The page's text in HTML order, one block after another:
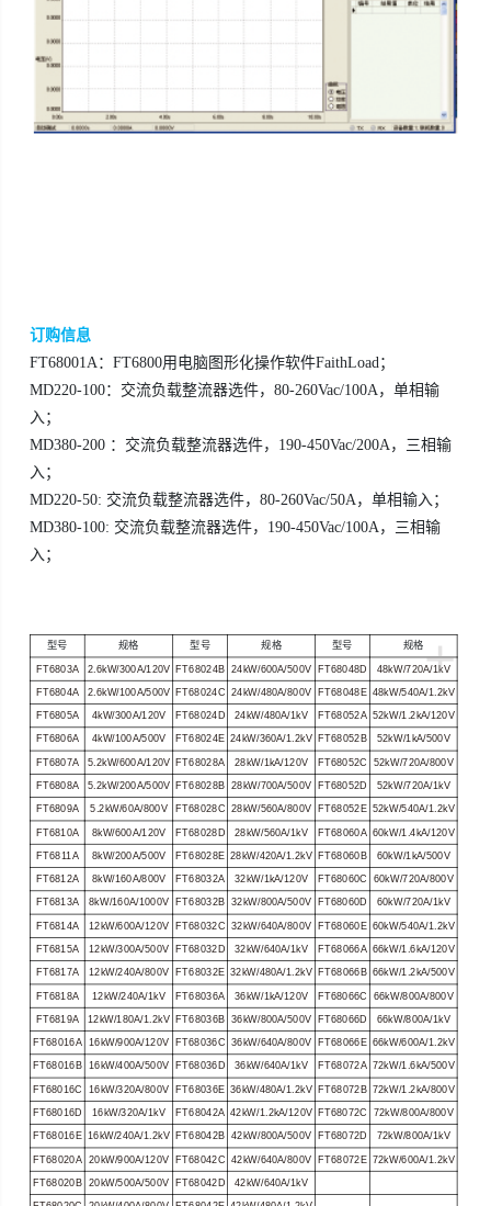
订购信息
FT68001A：FT6800用电脑图形化操作软件FaithLoad；
MD220-100：交流负载整流器选件，80-260Vac/100A，单相输
入；
MD380-200 ：交流负载整流器选件，190-450Vac/200A，三相输
入；
MD220-50: 交流负载整流器选件，80-260Vac/50A，单相输入；
MD380-100: 交流负载整流器选件，190-450Vac/100A，三相输
入；
+
型号 规格 型号 规格 型号 规格
FT6803A 2.6kW/300A/120V FT68024B 24kW/600A/500V FT68048D
48kW/720A/1kV
FT6804A
2.6kW/100A/500V FT68024C 24kW/480A/800V FT68048E 48kW/540A/1.2kV
FT6805A 4kW/300A/120V FT68024D 24kW/480A/1kV FT68052A 52kW/1.2kA/120V
FT6806A 4kW/100A/500V FT68024E 24kW/360A/1.2kV FT68052B
52kW/1kA/500V
FT6807A
5.2kW/600A/120V FT68028A 28kW/1kA/120V FT68052C
52kW/720A/800V
FT6808A
5.2kW/200A/500V FT68028B 28kW/700A/500V FT68052D
52kW/720A/1kV
FT6809A
5.2kW/60A/800V FT68028C 28kW/560A/800V FT68052E 52kW/540A/1.2kV
FT6810A 8kW/600A/120V FT68028D 28kW/560A/1kV FT68060A 60kW/1.4kA/120V
FT6811A 8kW/200A/500V FT68028E 28kW/420A/1.2kV FT68060B
60kW/1kA/500V
FT6812A
8kW/160A/800V FT68032A 32kW/1kA/120V FT68060C
60kW/720A/800V
FT6813A
8kW/160A/1000V FT68032B 32kW/800A/500V FT68060D
60kW/720A/1kV
FT6814A
12kW/600A/120V FT68032C 32kW/640A/800V FT68060E 60kW/540A/1.2kV
FT6815A
12kW/300A/500V FT68032D 32kW/640A/1kV FT68066A 66kW/1.6kA/120V
FT6817A 12kW/240A/800V FT68032E 32kW/480A/1.2kV FT68066B 66kW/1.2kA/500V
FT6818A 12kW/240A/1kV FT68036A 36kW/1kA/120V FT68066C
66kW/800A/800V
FT6819A
12kW/180A/1.2kV FT68036B 36kW/800A/500V FT68066D
66kW/800A/1kV
FT68016A 16kW/900A/120V FT68036C 36kW/640A/800V FT68066E 66kW/600A/1.2kV
FT68016B 16kW/400A/500V FT68036D 36kW/640A/1kV FT68072A 72kW/1.6kA/500V
FT68016C 16kW/320A/800V FT68036E 36kW/480A/1.2kV FT68072B 72kW/1.2kA/800V
FT68016D 16kW/320A/1kV FT68042A 42kW/1.2kA/120V FT68072C
72kW/800A/800V
FT68016E 16kW/240A/1.2kV FT68042B 42kW/800A/500V FT68072D
72kW/800A/1kV
FT68020A 20kW/900A/120V FT68042C 42kW/640A/800V FT68072E 72kW/600A/1.2kV
FT68020B 20kW/500A/500V FT68042D
42kW/640A/1kV